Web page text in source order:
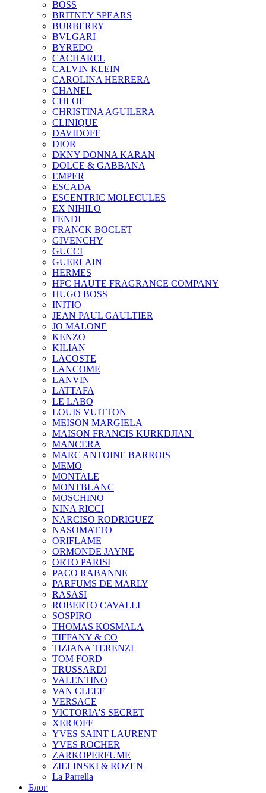
BOSS
BRITNEY SPEARS
BURBERRY
BVLGARI
BYREDO
CACHAREL
CALVIN KLEIN
CAROLINA HERRERA
CHANEL
CHLOE
CHRISTINA AGUILERA
CLINIQUE
DAVIDOFF
DIOR
DKNY DONNA KARAN
DOLCE & GABBANA
EMPER
ESCADA
ESCENTRIC MOLECULES
EX NIHILO
FENDI
FRANCK BOCLET
GIVENCHY
GUCCI
GUERLAIN
HERMES
HFC HAUTE FRAGRANCE COMPANY
HUGO BOSS
INITIO
JEAN PAUL GAULTIER
JO MALONE
KENZO
KILIAN
LACOSTE
LANCOME
LANVIN
LATTAFA
LE LABO
LOUIS VUITTON
MEISON MARGIELA
MAISON FRANCIS KURKDJIAN |
MANCERA
MARC ANTOINE BARROIS
MEMO
MONTALE
MONTBLANC
MOSCHINO
NINA RICCI
NARCISO RODRIGUEZ
NASOMATTO
ORIFLAME
ORMONDE JAYNE
ORTO PARISI
PACO RABANNE
PARFUMS DE MARLY
RASASI
ROBERTO CAVALLI
SOSPIRO
THOMAS KOSMALA
TIFFANY & CO
TIZIANA TERENZI
TOM FORD
TRUSSARDI
VALENTINO
VAN CLEEF
VERSACE
VICTORIA'S SECRET
XERJOFF
YVES SAINT LAURENT
YVES ROCHER
ZARKOPERFUME
ZIELINSKI & ROZEN
La Parrella
Блог